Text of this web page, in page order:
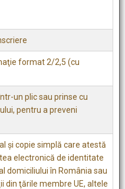
format 2/2,5 (cu
un plic sau prinse cu
pentru a preveni
şi copie simplă care atestă
electronică de identitate
domiciliului în România sau
din ţările membre UE, altele